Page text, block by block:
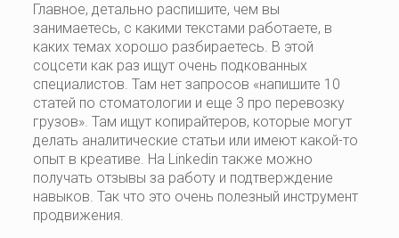
Главное, детально распишите, чем вы
занимаетесь, с какими текстами работаете, в
каких темах хорошо разбираетесь. В этой
соцсети как раз ищут очень подкованных
специалистов. Там нет запросов «напишите 10
статей по стоматологии и еще 3 про перевозку
грузов». Там ищут копирайтеров, которые могут
делать аналитические статьи или имеют какой-то
опыт в креативе. На Linkedin также можно
получать отзывы за работу и подтверждение
навыков. Так что это очень полезный инструмент
продвижения.